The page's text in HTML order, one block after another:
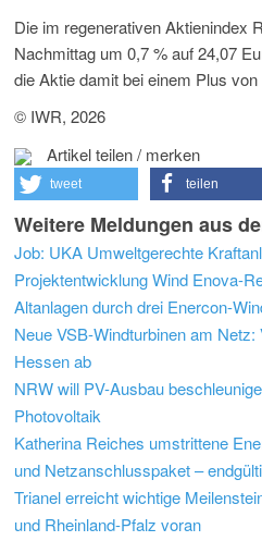
Die im regenerativen Aktienindex
Nachmittag um 0,7 % auf 24,07
die Aktie damit bei einem Plus
© IWR, 2026
Artikel teilen / merken
tweet teilen
Weitere Meldungen aus
Job: UKA Umweltgerechte
Projektentwicklung Wind Enova-
Altanlagen durch drei Enercon-
Neue VSB-Windturbinen am
Hessen ab
NRW will PV-Ausbau
Photovoltaik
Katherina Reiches umstrittene
und Netzanschlusspaket –
Trianel erreicht wichtige
und Rheinland-Pfalz voran